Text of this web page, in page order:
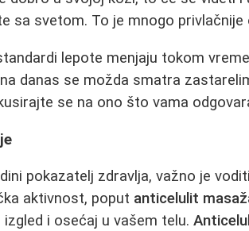
sa svetom. To je mnogo privlačnije
lepote menjaju tokom
danas se možda smatra
se na ono što vama
pokazatelj zdravlja, važno je
aktivnost, poput anticelulit
i osećaj u vašem telu.